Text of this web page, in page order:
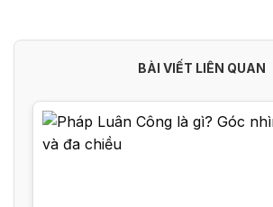
BÀI VIẾT LIÊN QUAN